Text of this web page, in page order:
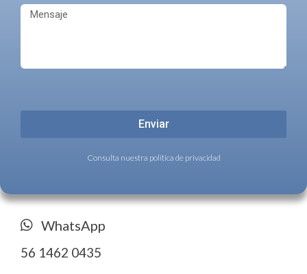
Enviar
Consulta nuestra política de privacidad
WhatsApp
56 1462 0435